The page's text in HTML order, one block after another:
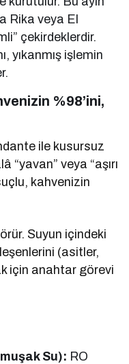
Rika veya El
çekirdeklerdir.
yıkanmış işlemin
%98’ini,
ile kusursuz
veya “aşırı
kahvenizin
Suyun içindeki
(asitler,
için anahtar görevi
Su): RO